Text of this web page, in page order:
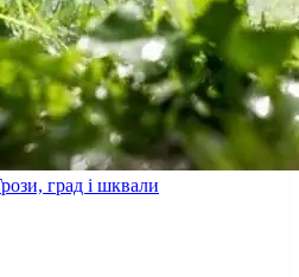
град і шквали